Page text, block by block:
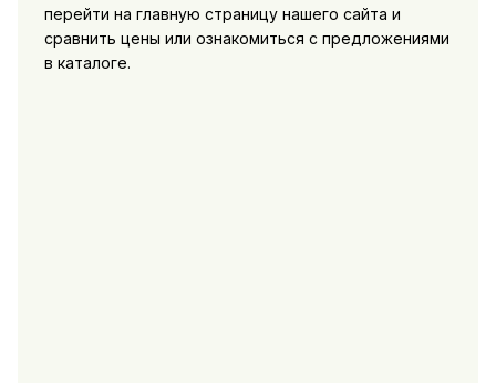
перейти на главную страницу нашего сайта и
сравнить цены или ознакомиться с предложениями
в каталоге.